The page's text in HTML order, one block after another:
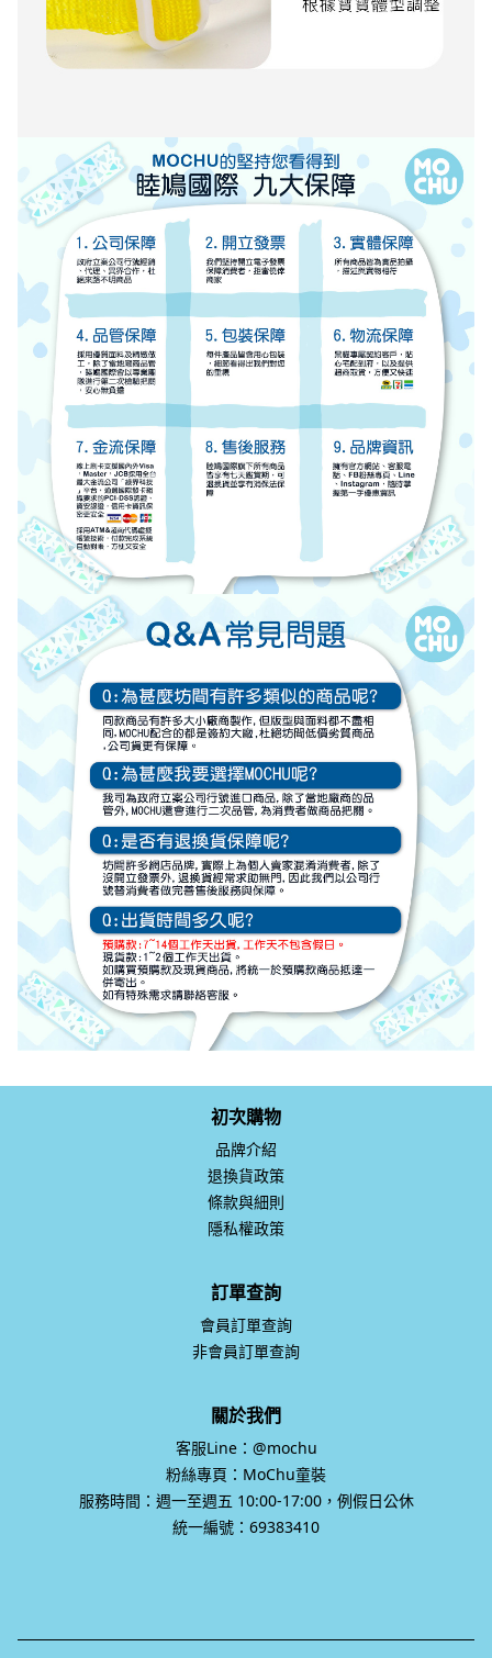
初次購物
品牌介紹
退換貨政策
條款與細則
隱私權政策
訂單查詢
會員訂單查詢
非會員訂單查詢
關於我們
客服Line：@mochu
粉絲專頁：MoChu童裝
服務時間：週一至週五 10:00-17:00，例假日公休
統一編號：69383410